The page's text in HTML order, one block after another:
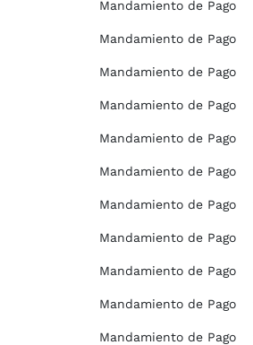
Mandamiento de Pago
Mandamiento de Pago
Mandamiento de Pago
Mandamiento de Pago
Mandamiento de Pago
Mandamiento de Pago
Mandamiento de Pago
Mandamiento de Pago
Mandamiento de Pago
Mandamiento de Pago
Mandamiento de Pago